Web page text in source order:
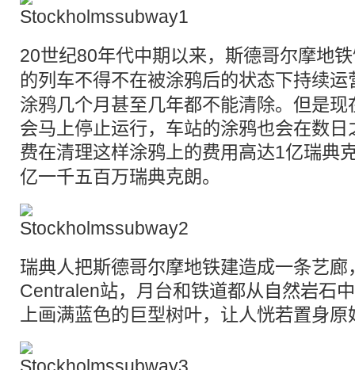
20世纪80年代中期以来，斯德哥尔摩地
的列车不得不在被涂鸦后的状态下持续
涂鸦几个月甚至几年都不能清除。但是
会马上停止运行，车站的涂鸦也会在数
费在清理这样涂鸦上的费用高达1亿瑞典
亿一千五百万瑞典克朗。
瑞典人把斯德哥尔摩地铁建造成一条艺廊
Centralen站，月台和铁道都从自然岩石
上画满蓝色的巨型树叶，让人恍若置身原